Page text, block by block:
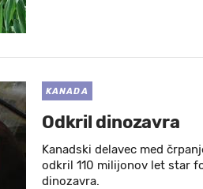
KANADA
Odkril dinozavra
Kanadski delavec med
odkril 110 milijonov let star
dinozavra.